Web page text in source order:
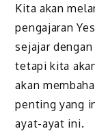
Kita akan
pengajaran
sejajar
tetapi kita
akan
penting yang
ayat-ayat ini.